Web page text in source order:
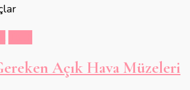
Açık Hava Müzeleri